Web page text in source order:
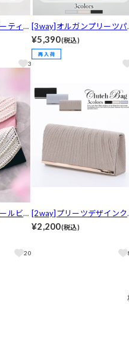
ティー
3
[3way]オルガンプリーツパ
ティバッグ
¥5,390(税込)
ルビジ
20
[2way]プリーツデザインク
ッチバッグ
¥2,200(税込)